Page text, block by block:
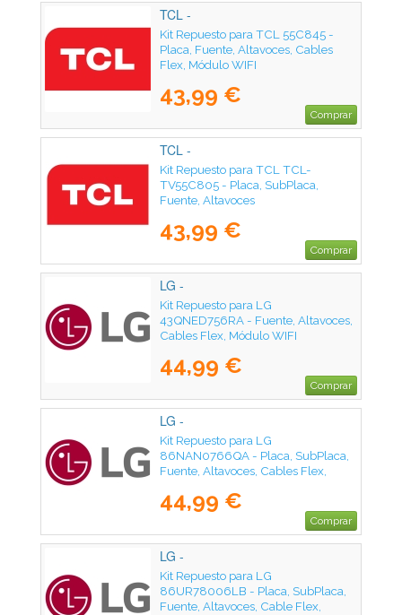
TCL -
Kit Repuesto para TCL 55C845 -
Placa, Fuente, Altavoces, Cables
Flex, Módulo WIFI
43,99 €
Comprar
TCL -
Kit Repuesto para TCL TCL-
TV55C805 - Placa, SubPlaca,
Fuente, Altavoces
43,99 €
Comprar
LG -
Kit Repuesto para LG
43QNED756RA - Fuente, Altavoces,
Cables Flex, Módulo WIFI
44,99 €
Comprar
LG -
Kit Repuesto para LG
86NAN0766QA - Placa, SubPlaca,
Fuente, Altavoces, Cables Flex,
44,99 €
Comprar
LG -
Kit Repuesto para LG
86UR78006LB - Placa, SubPlaca,
Fuente, Altavoces, Cable Flex,